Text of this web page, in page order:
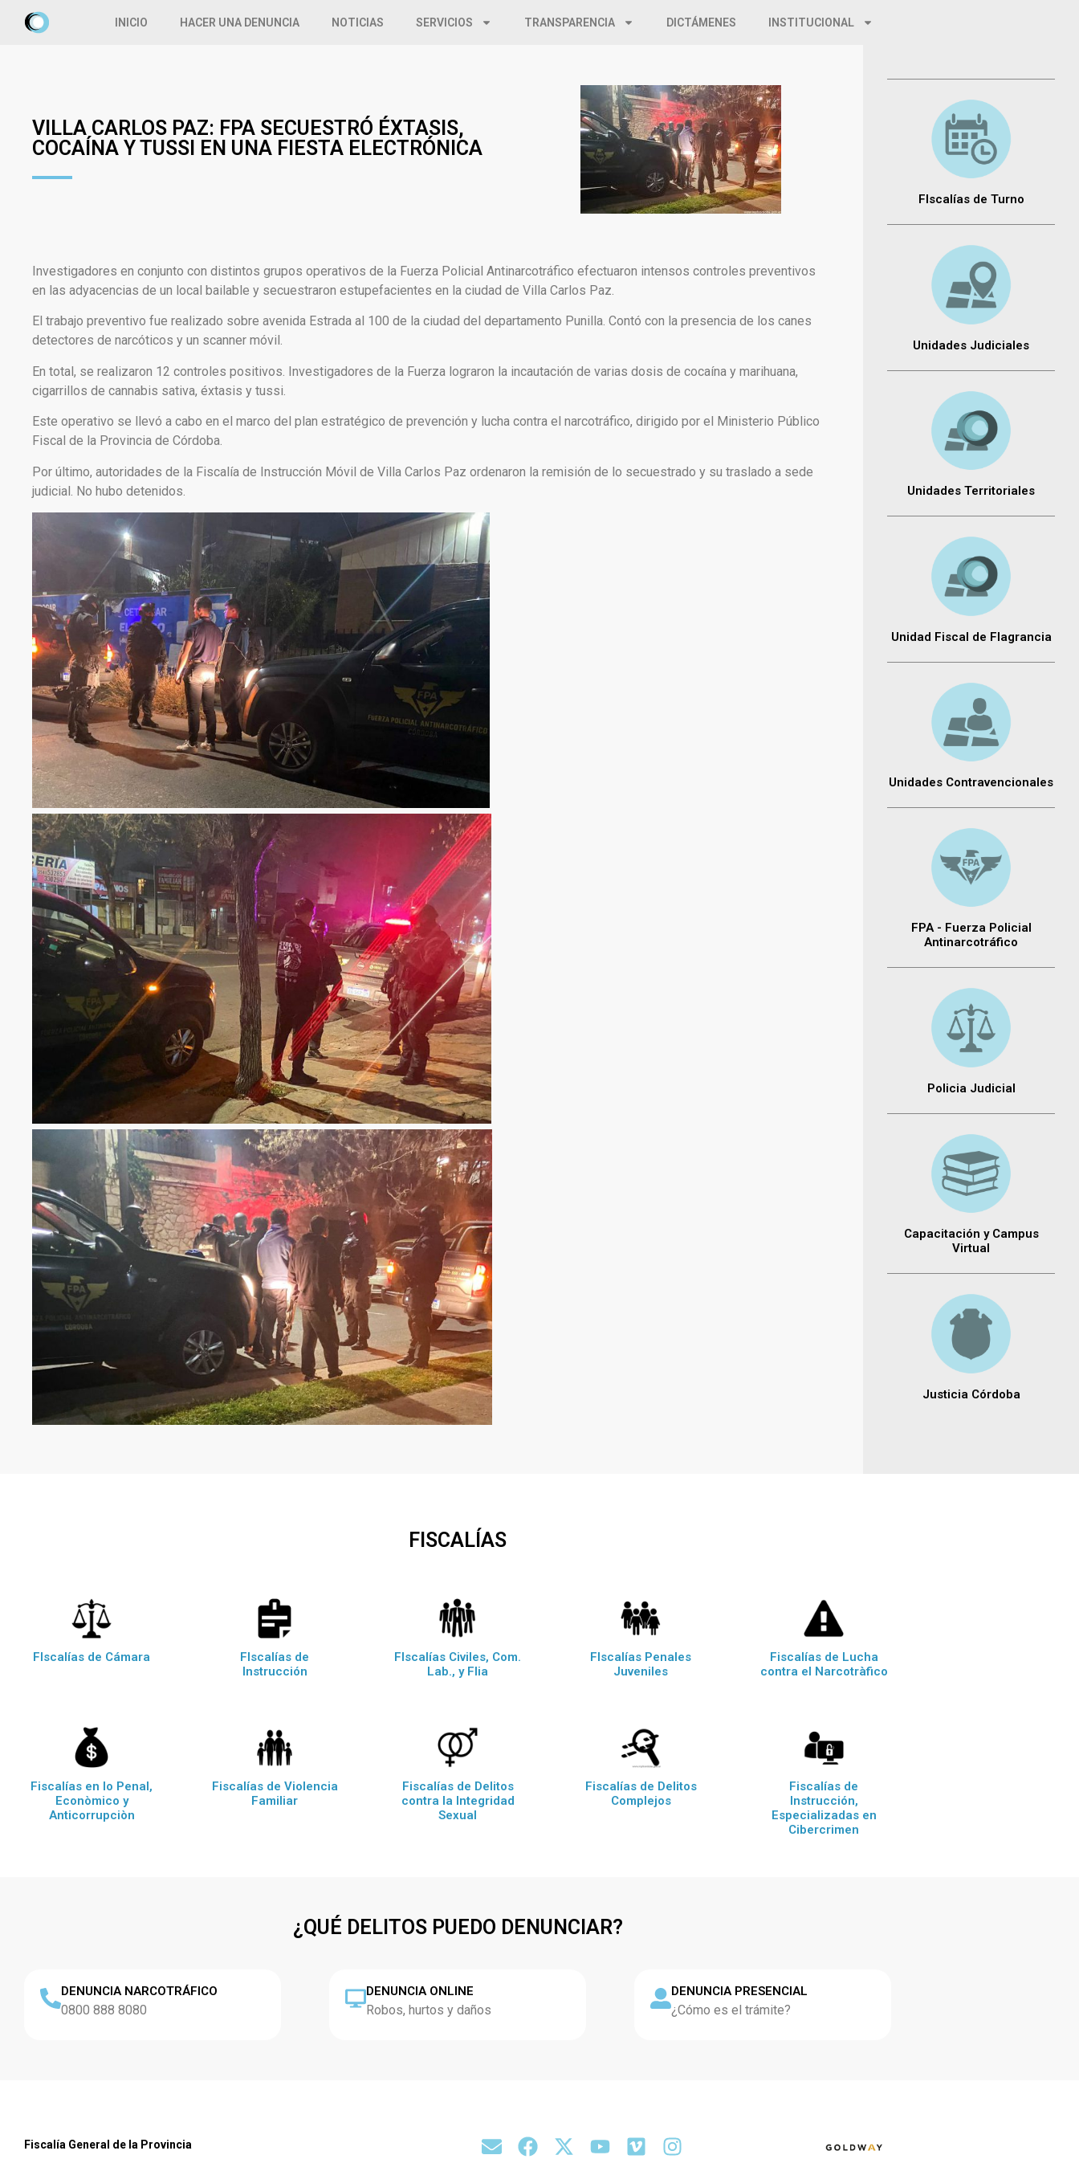
INICIO HACER UNA DENUNCIA NOTICIAS SERVICIOS TRANSPARENCIA DICTÁMENES INSTITUCIONAL
VILLA CARLOS PAZ: FPA SECUESTRÓ ÉXTASIS,
COCAÍNA Y TUSSI EN UNA FIESTA ELECTRÓNICA
Investigadores en conjunto con distintos grupos operativos de la Fuerza Policial Antinarcotráfico efectuaron intensos controles preventivos
en las adyacencias de un local bailable y secuestraron estupefacientes en la ciudad de Villa Carlos Paz.
El trabajo preventivo fue realizado sobre avenida Estrada al 100 de la ciudad del departamento Punilla. Contó con la presencia de los canes
detectores de narcóticos y un scanner móvil.
En total, se realizaron 12 controles positivos. Investigadores de la Fuerza lograron la incautación de varias dosis de cocaína y marihuana,
cigarrillos de cannabis sativa, éxtasis y tussi.
Este operativo se llevó a cabo en el marco del plan estratégico de prevención y lucha contra el narcotráfico, dirigido por el Ministerio Público
Fiscal de la Provincia de Córdoba.
Por último, autoridades de la Fiscalía de Instrucción Móvil de Villa Carlos Paz ordenaron la remisión de lo secuestrado y su traslado a sede
judicial. No hubo detenidos.
FIscalías de Turno
Unidades Judiciales
Unidades Territoriales
Unidad Fiscal de Flagrancia
Unidades Contravencionales
FPA - Fuerza Policial
Antinarcotráfico
Policia Judicial
Capacitación y Campus
Virtual
Justicia Córdoba
FISCALÍAS
FIscalías de Cámara
FIscalías de
Instrucción
FIscalías Civiles, Com.
Lab., y Flia
FIscalías Penales
Juveniles
Fiscalías de Lucha
contra el Narcotràfico
Fiscalías en lo Penal,
Econòmico y
Anticorrupciòn
Fiscalías de Violencia
Familiar
Fiscalías de Delitos
contra la Integridad
Sexual
Fiscalías de Delitos
Complejos
Fiscalías de
Instrucción,
Especializadas en
Cibercrimen
¿QUÉ DELITOS PUEDO DENUNCIAR?
DENUNCIA NARCOTRÁFICO
0800 888 8080
DENUNCIA ONLINE
Robos, hurtos y daños
DENUNCIA PRESENCIAL
¿Cómo es el trámite?
Fiscalía General de la Provincia